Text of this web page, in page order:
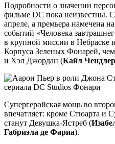
Подробности о значении
фильме DC пока неизвестны.
апреле, а премьера намечена
событий «Человека
в крупной миссии в Небраске
Корпуса Зеленых Фонарей,
и Хэл Джордан (Кайл Чендлер
Супергеройская мощь во
впечатляет: кроме Стюарта и
станут Девушка-Ястреб (
Габриэла де Фариа).